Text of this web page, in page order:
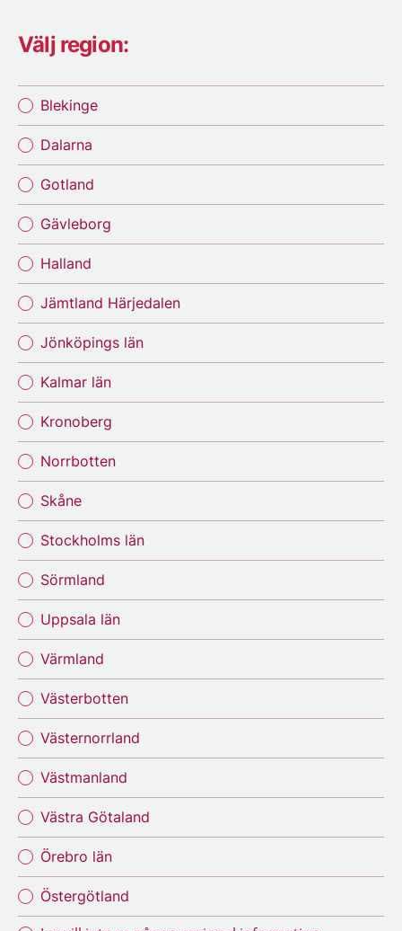
Välj region:
Blekinge
Dalarna
Gotland
Gävleborg
Halland
Jämtland Härjedalen
Jönköpings län
Kalmar län
Kronoberg
Norrbotten
Skåne
Stockholms län
Sörmland
Uppsala län
Värmland
Västerbotten
Västernorrland
Västmanland
Västra Götaland
Örebro län
Östergötland